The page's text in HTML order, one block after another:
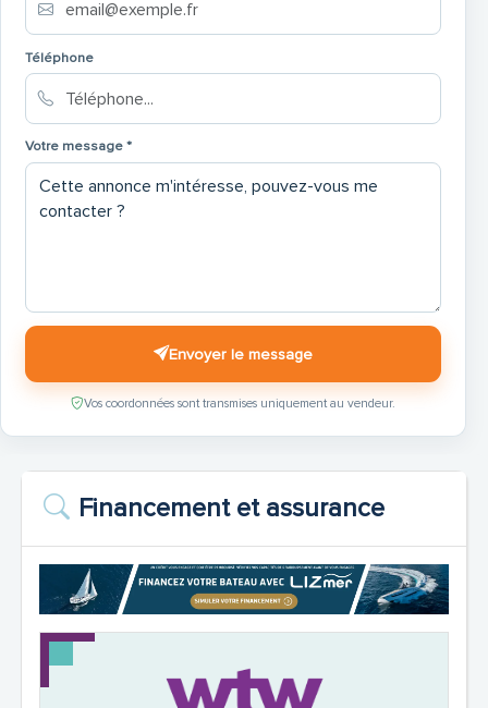
Téléphone
Votre message *
Envoyer le message
Vos coordonnées sont transmises uniquement au vendeur.
Financement et assurance